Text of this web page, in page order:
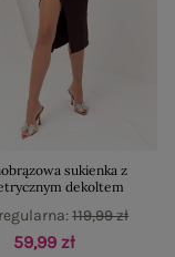
sukienka z
dekoltem
59,99 zł
119,99 zł